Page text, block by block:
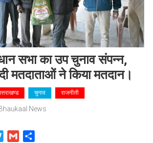
सभा का उप चुनाव संपन्न,
मतदाताओं ने किया मतदान।
चुनाव राजनीती
News
TwitterGmail